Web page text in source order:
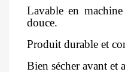
Lavable en
douce.
Produit durable et
Bien sécher avant et